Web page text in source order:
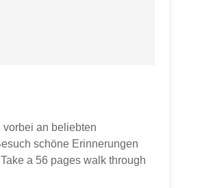
an beliebten
schöne Erinnerungen
a 56 pages walk through